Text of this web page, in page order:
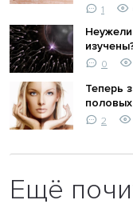
1
0
Теперь
2
Ещё